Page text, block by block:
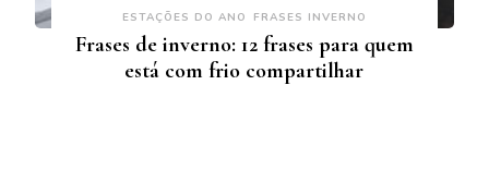
ESTAÇÕES DO ANO FRASES INVERNO
Frases de inverno: 12 frases para quem
está com frio compartilhar